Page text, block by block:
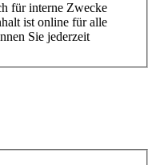
ist online für alle
Sie jederzeit